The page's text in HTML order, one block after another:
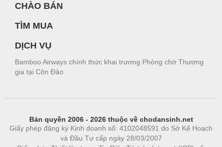
CHÀO BÁN
TÌM MUA
DỊCH VỤ
Bamboo Airways chính thức khai trương Phòng chờ Thương
gia tại Côn Đảo
Bản quyền 2006 - 2026 thuộc về chodansinh.net
Giấy phép đăng ký Kinh doanh số: 4102048591 do Sở Kế Hoạch
và Đầu Tư cấp ngày 28/03/2007